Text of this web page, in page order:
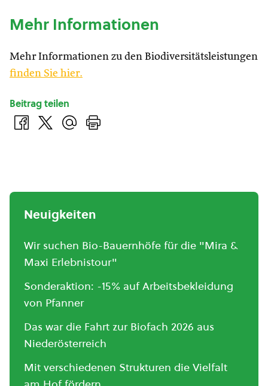
Mehr Informationen
Mehr Informationen zu den Biodiversitätsleistungen
finden Sie hier.
Beitrag teilen
Neuigkeiten
Wir suchen Bio-Bauernhöfe für die "Mira &
Maxi Erlebnistour"
Sonderaktion: -15% auf Arbeitsbekleidung
von Pfanner
Das war die Fahrt zur Biofach 2026 aus
Niederösterreich
Mit verschiedenen Strukturen die Vielfalt